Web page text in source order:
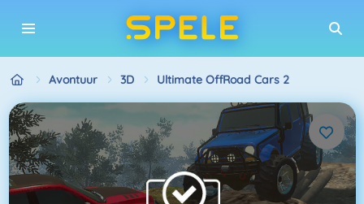
Avontuur 3D Ultimate OffRoad Cars 2